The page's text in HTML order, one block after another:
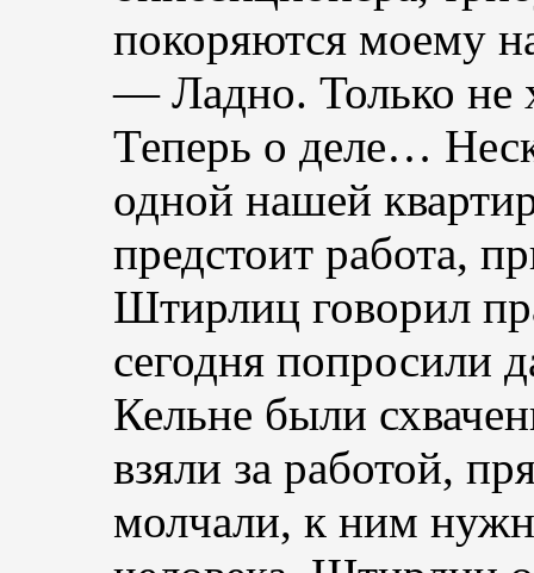
покоряются моему
— Ладно. Только не
Теперь о деле…
одной нашей
предстоит работа,
Штирлиц говорил
сегодня попросили
Кельне были
взяли за работой,
молчали, к ним